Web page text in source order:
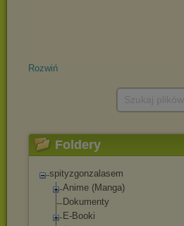
Rozwiń
Foldery
spityzgonzalasem
Anime (Manga)
Dokumenty
E-Booki